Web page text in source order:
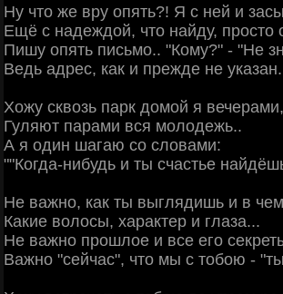
Ну что же вру опять?! Я с ней и
Ещё с надеждой, что найду, просто
Пишу опять письмо.. "Кому?" - "Не
Ведь адрес, как и прежде не
Хожу сквозь парк домой я вечерами,
Гуляют парами вся молодежь..
А я один шагаю со словами:
""Когда-нибудь и ты счастье
Не важно, как ты выглядишь и в
Какие волосы, характер и глаза...
Не важно прошлое и все его
Важно "сейчас", что мы с тобою -